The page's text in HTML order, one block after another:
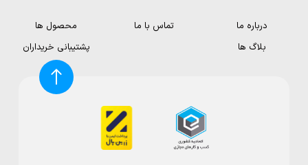
درباره ما تماس با ما
محصول ها
بلاگ ها
پشتیبانی خریداران